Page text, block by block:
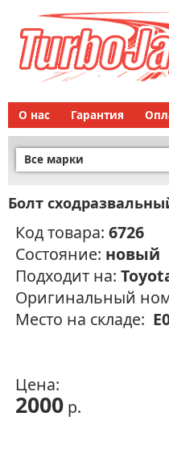
О нас Гарантия
Все марки
Болт
Код товара: 6726
Состояние: новый
Подходит на:
Оригинальный
Место на складе:
Цена:
2000 р.